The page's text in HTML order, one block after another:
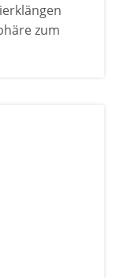
zum